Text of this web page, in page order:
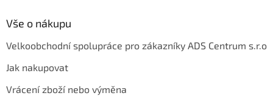
Vše o nákupu
Velkoobchodní spolupráce pro zákazníky ADS Centrum s.r.o
Jak nakupovat
Vrácení zboží nebo výměna